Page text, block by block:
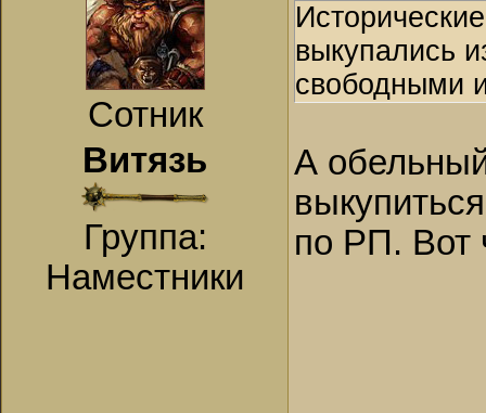
Сотник
Витязь
Группа:
Наместники
выкупались
свободными
А
по РП. Вот